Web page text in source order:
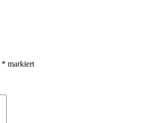
* markiert